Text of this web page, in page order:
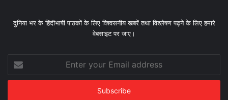
दुनिया भर के हिंदीभाषी पाठकों के लिए विश्‍वसनीय खबरें तथा विश्लेषण पढ़ने के लिए हमारे
वेबसाइट पर जाए।
your
Email